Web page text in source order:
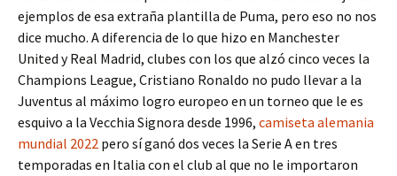
ejemplos de esa extraña plantilla de Puma, pero eso no nos
dice mucho. A diferencia de lo que hizo en Manchester
United y Real Madrid, clubes con los que alzó cinco veces la
Champions League, Cristiano Ronaldo no pudo llevar a la
Juventus al máximo logro europeo en un torneo que le es
esquivo a la Vecchia Signora desde 1996, camiseta alemania
mundial 2022 pero sí ganó dos veces la Serie A en tres
temporadas en Italia con el club al que no le importaron